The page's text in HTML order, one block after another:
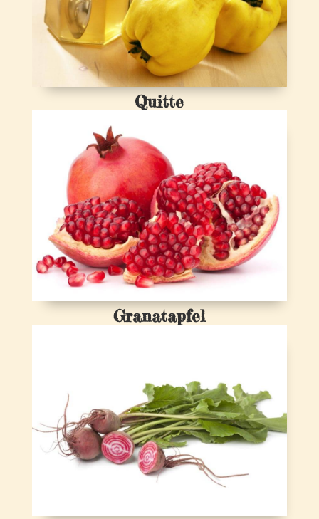
Quitte
Granatapfel